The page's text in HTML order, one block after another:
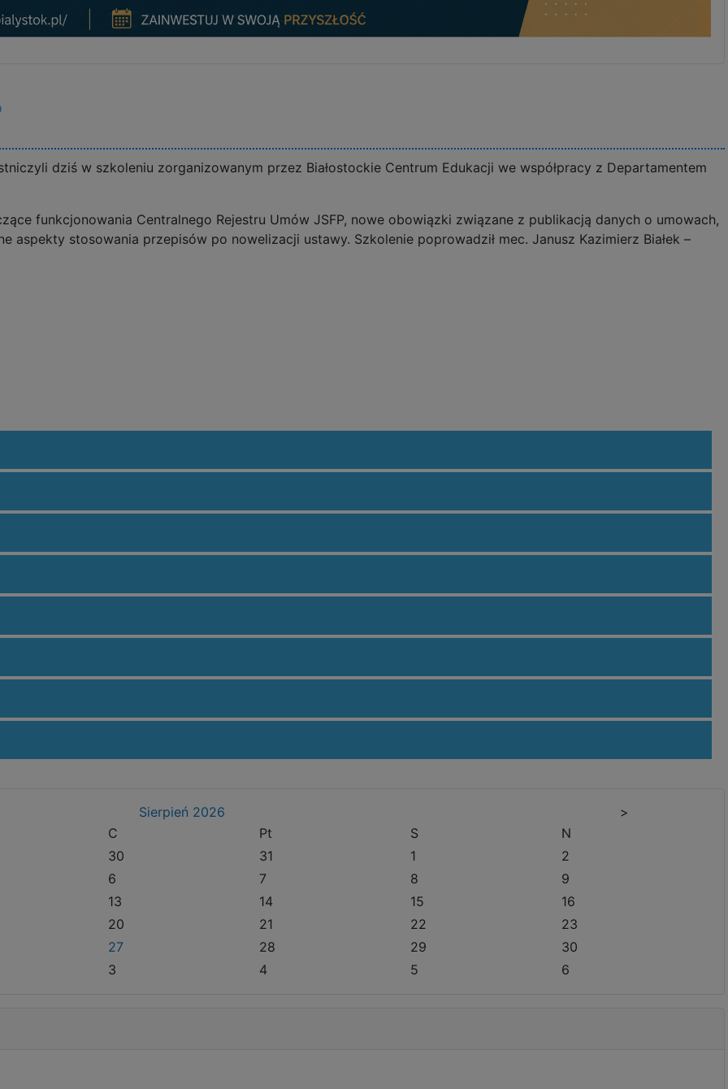
dziś w szkoleniu zorganizowanym przez Białostockie Centrum Edukacji we współpracy z Departamentem
funkcjonowania Centralnego Rejestru Umów JSFP, nowe obowiązki związane z publikacją danych o umowach,
stosowania przepisów po nowelizacji ustawy. Szkolenie poprowadził mec. Janusz Kazimierz Białek –
Sierpień 2026
>
C Pt S
N
30 31 1
2
6 7 8
9
13 14 15
16
20 21 22
23
27 28 29
30
3 4 5 6